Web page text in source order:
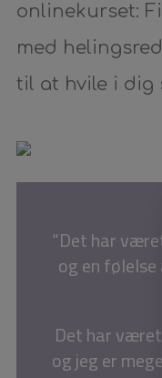
onlinekurset:
med
til at hvile i dig
“Det har
og en
Det har
og jeg er